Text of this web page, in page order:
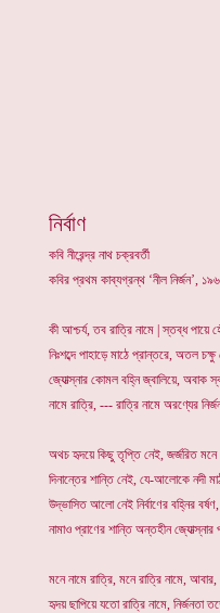
নির্বাণ
কবি নীরেন্দ্র নাথ চক্রবর্তী
কবির প্রথম কাব্যগ্রন্থ ‘নীল নির্জন’,
কী আশ্চর্য, তব রাত্রি নামে | স্তব্ধ পায়ে
নিঃশব্দে পাহাড়ে মাঠে প্রান্তরে, অতল
জ্যোত্স্নার কোমল বহ্নি জ্বালিয়ে, অবাক
নামে রাত্রি, --- রাত্রি নামে অরণ্যের
অথচ হৃদয়ে কিছু তৃপ্তি নেই, জর্জরিত মনে
দিনান্তের শান্তি নেই, যে-আলোকে নদী
উদ্ভাসিত আলো নেই নির্বাণের বহ্নির বর্ষণ,
নামাও প্রাণের শান্তি অন্তহীন জ্যোত্স্নার
মনে নামে রাত্রি, মনে রাত্রি নামে,
হৃদয় ছাপিয়ে যতো রাত্রি নামে, নির্জনতা